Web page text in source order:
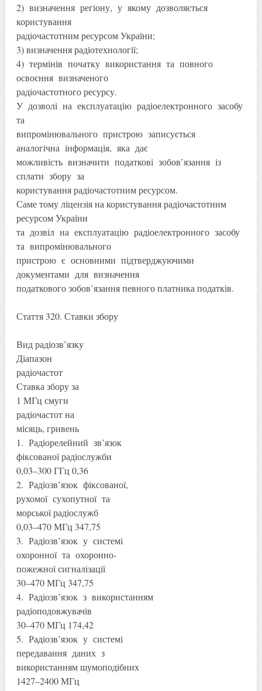
2) визначення регіону, у якому дозволяється
користування
радіочастотним ресурсом України;
3) визначення радіотехнології;
4) термінів початку використання та повного
освоєння визначеного
радіочастотного ресурсу.
У дозволі на експлуатацію радіоелектронного засобу
та
випромінювального пристрою записується
аналогічна інформація, яка дає
можливість визначити податкові зобов’язання із
сплати збору за
користування радіочастотним ресурсом.
Саме тому ліцензія на користування радіочастотним
ресурсом України
та дозвіл на експлуатацію радіоелектронного засобу
та випромінювального
пристрою є основними підтверджуючими
документами для визначення
податкового зобов’язання певного платника податків.
Стаття 320. Ставки збору
Вид радіозв’язку
Діапазон
радіочастот
Ставка збору за
1 МГц смуги
радіочастот на
місяць, гривень
1. Радіорелейний зв’язок
фіксованої радіослужби
0,03–300 ГГц 0,36
2. Радіозв’язок фіксованої,
рухомої сухопутної та
морської радіослужб
0,03–470 МГц 347,75
3. Радіозв’язок у системі
охоронної та охоронно-
пожежної сигналізації
30–470 МГц 347,75
4. Радіозв’язок з використанням
радіоподовжувачів
30–470 МГц 174,42
5. Радіозв’язок у системі
передавання даних з
використанням шумоподібних
1427–2400 МГц